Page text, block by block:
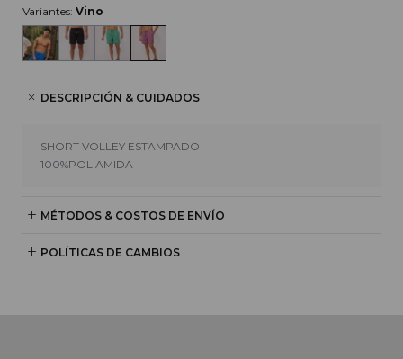
Variantes: Vino
DESCRIPCIÓN & CUIDADOS
SHORT VOLLEY ESTAMPADO
100%POLIAMIDA
MÉTODOS & COSTOS DE ENVÍO
POLÍTICAS DE CAMBIOS